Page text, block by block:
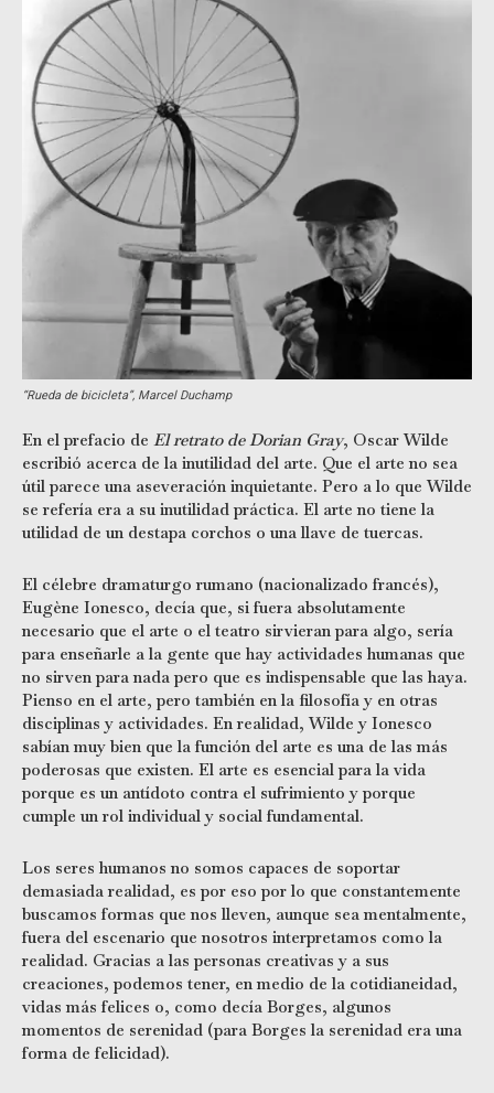
“Rueda de bicicleta”, Marcel Duchamp
En el prefacio de El retrato de Dorian Gray, Oscar Wilde
escribió acerca de la inutilidad del arte. Que el arte no sea
útil parece una aseveración inquietante. Pero a lo que Wilde
se refería era a su inutilidad práctica. El arte no tiene la
utilidad de un destapa corchos o una llave de tuercas.
El célebre dramaturgo rumano (nacionalizado francés),
Eugène Ionesco, decía que, si fuera absolutamente
necesario que el arte o el teatro sirvieran para algo, sería
para enseñarle a la gente que hay actividades humanas que
no sirven para nada pero que es indispensable que las haya.
Pienso en el arte, pero también en la filosofía y en otras
disciplinas y actividades. En realidad, Wilde y Ionesco
sabían muy bien que la función del arte es una de las más
poderosas que existen. El arte es esencial para la vida
porque es un antídoto contra el sufrimiento y porque
cumple un rol individual y social fundamental.
Los seres humanos no somos capaces de soportar
demasiada realidad, es por eso por lo que constantemente
buscamos formas que nos lleven, aunque sea mentalmente,
fuera del escenario que nosotros interpretamos como la
realidad. Gracias a las personas creativas y a sus
creaciones, podemos tener, en medio de la cotidianeidad,
vidas más felices o, como decía Borges, algunos
momentos de serenidad (para Borges la serenidad era una
forma de felicidad).